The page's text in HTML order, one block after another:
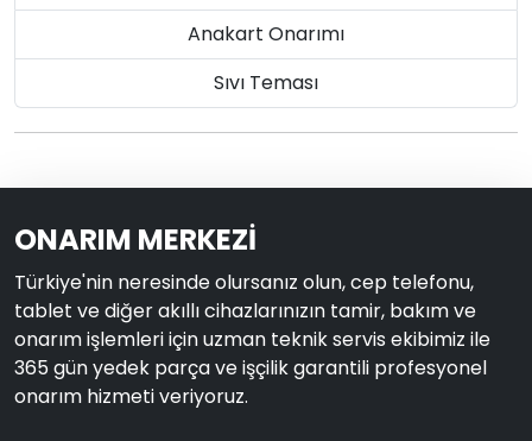
Anakart Onarımı
Sıvı Teması
ONARIM MERKEZİ
Türkiye'nin neresinde olursanız olun, cep telefonu,
tablet ve diğer akıllı cihazlarınızın tamir, bakım ve
onarım işlemleri için uzman teknik servis ekibimiz ile
365 gün yedek parça ve işçilik garantili profesyonel
onarım hizmeti veriyoruz.